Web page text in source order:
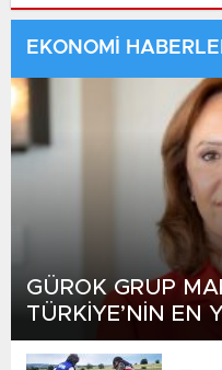
BULUNDU
EKONOMİ
GÜROK GRUP
TÜRKİYE’NİN EN
TURİZM